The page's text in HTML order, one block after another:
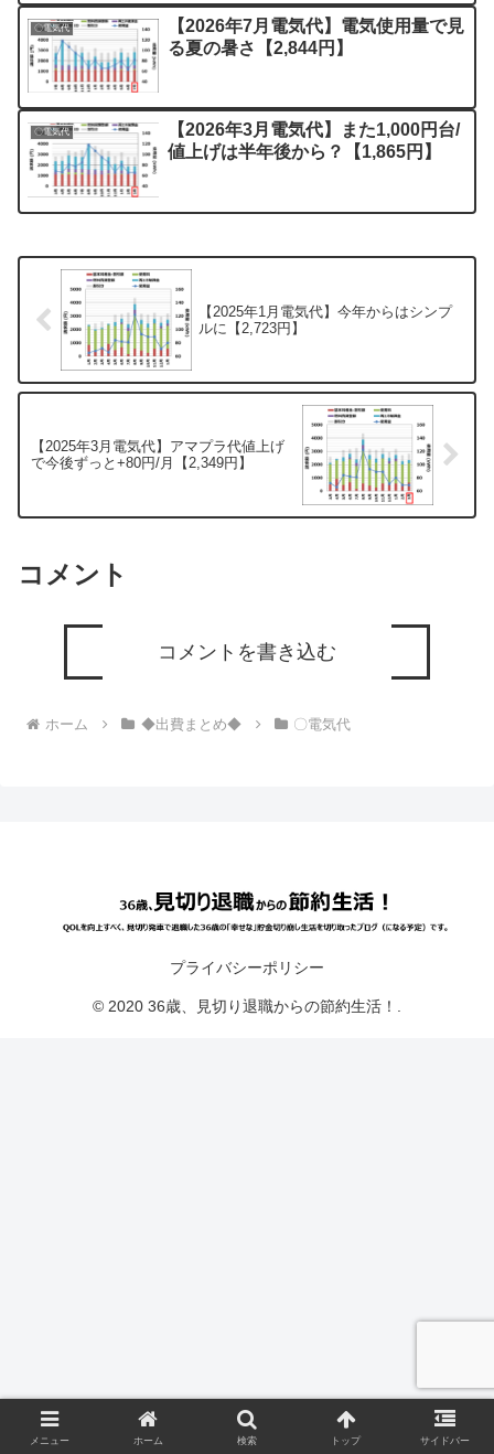
〇電気代
【2026年7月電気代】電気使用量で見
る夏の暑さ【2,844円】
〇電気代
【2026年3月電気代】また1,000円台/
値上げは半年後から？【1,865円】
【2025年1月電気代】今年からはシンプ
ルに【2,723円】
【2025年3月電気代】アマプラ代値上げ
で今後ずっと+80円/月【2,349円】
コメント
コメントを書き込む
ホーム ◆出費まとめ◆ 〇電気代
プライバシーポリシー
© 2020 36歳、見切り退職からの節約生活！.
メニュー ホーム 検索 トップ サイドバー